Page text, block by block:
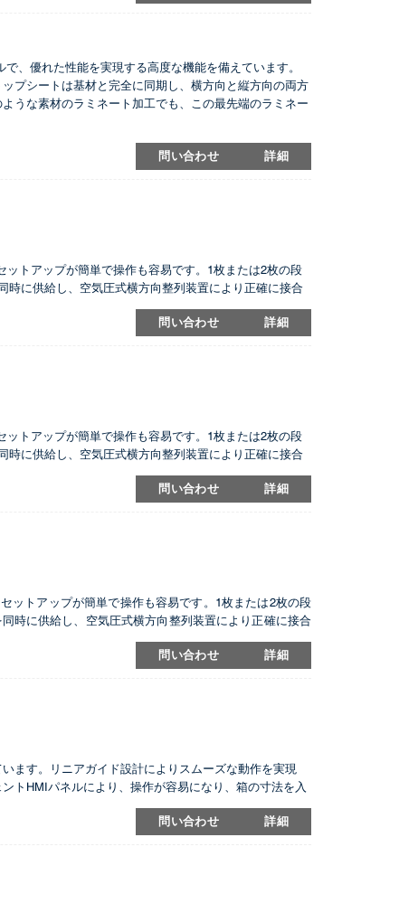
、優れた性能を実現する高度な機能を備えています。
プシートは基材と完全に同期し、横方向と縦方向の両方
うな素材のラミネート加工でも、この最先端のラミネー
問い合わせ 詳細
トアップが簡単で操作も容易です。1枚または2枚の段
時に供給し、空気圧式横方向整列装置により正確に接合
問い合わせ 詳細
トアップが簡単で操作も容易です。1枚または2枚の段
時に供給し、空気圧式横方向整列装置により正確に接合
問い合わせ 詳細
ットアップが簡単で操作も容易です。1枚または2枚の段
時に供給し、空気圧式横方向整列装置により正確に接合
問い合わせ 詳細
ます。リニアガイド設計によりスムーズな動作を実現
トHMIパネルにより、操作が容易になり、箱の寸法を入
の側面もスクエアに仕上げ、重量段ボール包装市場のハ
問い合わせ 詳細